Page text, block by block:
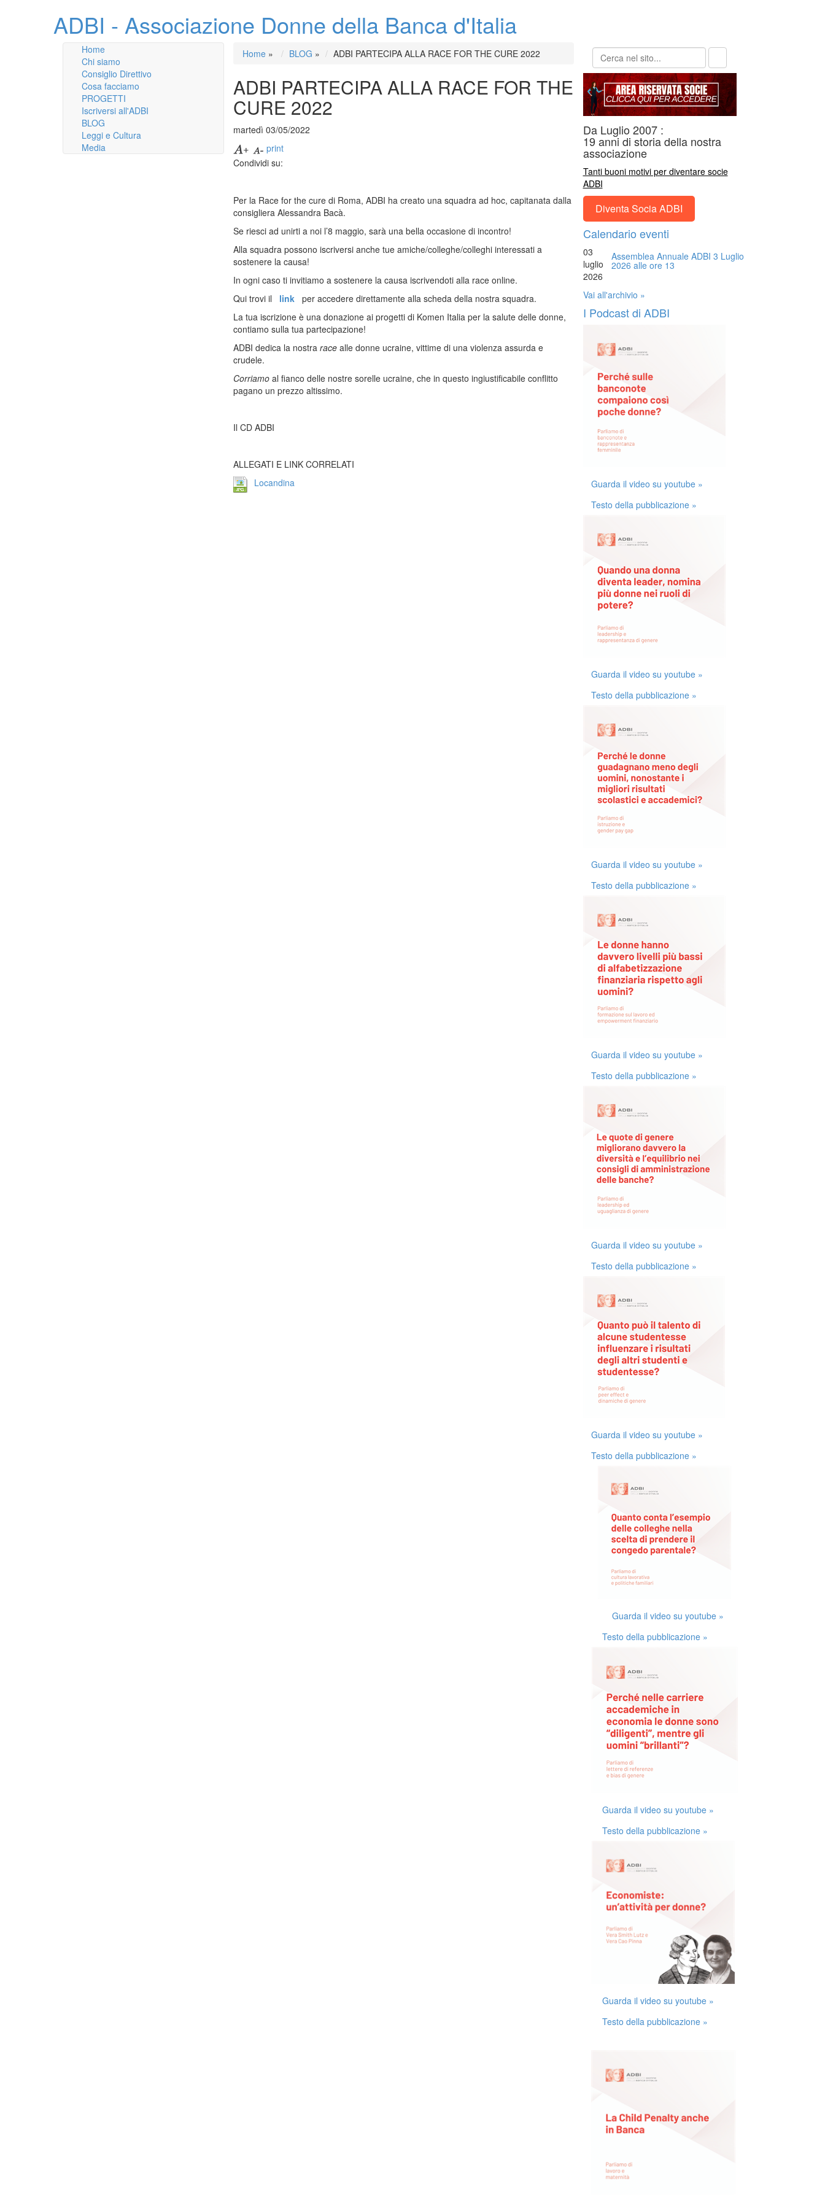
ADBI - Associazione Donne della Banca d'Italia
Home
Chi siamo
Consiglio Direttivo
Cosa facciamo
PROGETTI
Iscriversi all'ADBI
BLOG
Leggi e Cultura
Media
Home» BLOG » ADBI PARTECIPA ALLA RACE FOR THE CURE 2022
ADBI PARTECIPA ALLA RACE FOR THE
CURE 2022
martedì 03/05/2022
print
Condividi su:
Per la Race for the cure di Roma, ADBI ha creato una squadra ad hoc, capitanata dalla
consigliera Alessandra Bacà.
Se riesci ad unirti a noi l’8 maggio, sarà una bella occasione di incontro!
Alla squadra possono iscriversi anche tue amiche/colleghe/colleghi interessati a
sostenere la causa!
In ogni caso ti invitiamo a sostenere la causa iscrivendoti alla race online.
Qui trovi il linkper accedere direttamente alla scheda della nostra squadra.
La tua iscrizione è una donazione ai progetti di Komen Italia per la salute delle donne,
contiamo sulla tua partecipazione!
ADBI dedica la nostra racealle donne ucraine, vittime di una violenza assurda e
crudele.
Corriamoal fianco delle nostre sorelle ucraine, che in questo ingiustificabile conflitto
pagano un prezzo altissimo.
Il CD ADBI
ALLEGATI E LINK CORRELATI
Locandina
Da Luglio 2007 :
19 anni di storia della nostra
associazione
Tanti buoni motivi per diventare socie
ADBI
Diventa Socia ADBI
Calendario eventi
03
luglio
2026
Assemblea Annuale ADBI 3 Luglio
2026 alle ore 13
Vai all'archivio »
I Podcast di ADBI
Guarda il video su youtube »
Testo della pubblicazione »
Guarda il video su youtube »
Testo della pubblicazione »
Guarda il video su youtube »
Testo della pubblicazione »
Guarda il video su youtube »
Testo della pubblicazione »
Guarda il video su youtube »
Testo della pubblicazione »
Guarda il video su youtube »
Testo della pubblicazione »
Guarda il video su youtube »
Testo della pubblicazione »
Guarda il video su youtube »
Testo della pubblicazione »
Guarda il video su youtube »
Testo della pubblicazione »